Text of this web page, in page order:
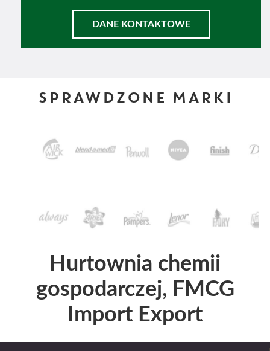
DANE KONTAKTOWE
SPRAWDZONE MARKI
Hurtownia chemii
gospodarczej, FMCG
Import Export